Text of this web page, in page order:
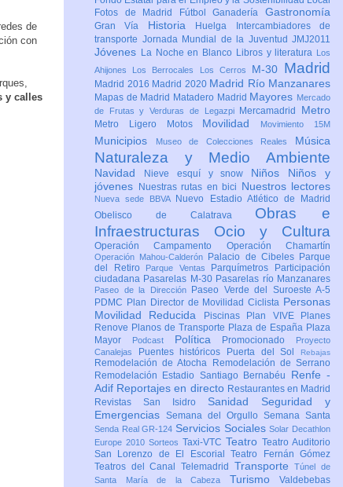
de
con
y calles
Fotos de Madrid
FútbolGanaderíaGastronomía
Gran Vía Historia Huelga
Intercambiadores de
transporte Jornada Mundial de la Juventud JMJ2011
Jóvenes La Noche en Blanco Libros y literatura
Los
Ahijones
Los Berrocales Los Cerros M-30 Madrid
Madrid 2016 Madrid 2020 Madrid Río Manzanares
Mapas de Madrid Matadero Madrid Mayores Mercado
de Frutas y Verduras de Legazpi
Mercamadrid Metro
Metro Ligero Motos Movilidad Movimiento 15M
Municipios Museo de Colecciones Reales Música
Naturaleza y Medio Ambiente
Navidad Nieve esquí y snow Niños Niños y
jóvenes
Nuestras rutas en bici Nuestros lectores
Nueva sede BBVA
Nuevo Estadio Atlético de Madrid
Obelisco de Calatrava Obras e
Infraestructuras Ocio y Cultura
Operación Campamento Operación Chamartín
Operación Mahou-Calderón Palacio de Cibeles Parque
del Retiro
Parque Ventas Parquímetros
Participación
ciudadana Pasarelas M-30 Pasarelas río Manzanares
Paseo de la Dirección
Paseo Verde del Suroeste A-5
PDMC Plan Director de Movilidad Ciclista Personas
Movilidad Reducida
Piscinas Plan VIVE
Planes
Renove Planos de Transporte Plaza de España Plaza
Mayor
Podcast Política Promocionado
Proyecto
Canalejas
Puentes históricos Puerta del Sol Rebajas
Remodelación de Atocha
Remodelación de Serrano
Remodelación Estadio Santiago Bernabéu Renfe -
Adif Reportajes en directo Restaurantes en Madrid
Revistas San Isidro Sanidad Seguridad y
Emergencias Semana del Orgullo Semana Santa
Senda Real GR-124 Servicios SocialesSolar Decathlon
Europe 2010 Sorteos Taxi-VTC Teatro Teatro Auditorio
San Lorenzo de El EscorialTeatro Fernán Gómez
Teatros del Canal Telemadrid TransporteTúnel de
Santa María de la Cabeza Turismo Valdebebas